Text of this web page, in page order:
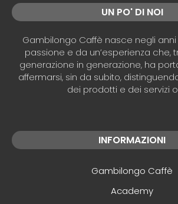
UN PO' DI NOI
Gambilongo Caffè nasce negli
passione e da un’esperienza che,
generazione in generazione, ha
affermarsi, sin da subito,
dei prodotti e dei servizi
INFORMAZIONI
Gambilongo Caffè
Academy